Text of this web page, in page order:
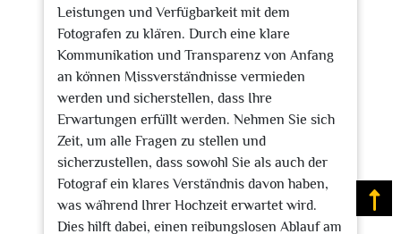
Leistungen und Verfügbarkeit mit dem
Fotografen zu klären. Durch eine klare
Kommunikation und Transparenz von Anfang
an können Missverständnisse vermieden
werden und sicherstellen, dass Ihre
Erwartungen erfüllt werden. Nehmen Sie sich
Zeit, um alle Fragen zu stellen und
sicherzustellen, dass sowohl Sie als auch der
Fotograf ein klares Verständnis davon haben,
was während Ihrer Hochzeit erwartet wird.
Dies hilft dabei, einen reibungslosen Ablauf am